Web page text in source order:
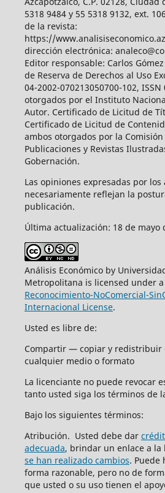
5318 9484 y 55 5318 9132, ext.
de la revista:
https://
dirección electrónica:
Editor responsable: Carlos
de Reserva de Derechos al Uso
04-2002-070213050700-102,
otorgados por el Instituto
Autor. Certificado de Licitud de
Certificado de Licitud de
ambos otorgados por la
Publicaciones y Revistas
Gobernación.
Las opiniones expresadas por los
necesariamente reflejan la
publicación.
Última actualización: 18 de mayo
Análisis Económico by
Metropolitana is licensed under a
Reconocimiento-NoComercial-
Internacional License.
Usted es libre de:
Compartir — copiar y redistribuir
cualquier medio o formato
La licenciante no puede revocar
tanto usted siga los términos de
Bajo los siguientes términos:
Atribución. Usted debe dar
adecuada, brindar un enlace a la
se han realizado cambios. Puede
forma razonable, pero no de
que usted o su uso tienen el